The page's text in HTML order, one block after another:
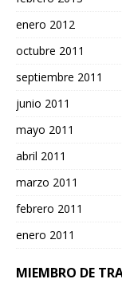
enero 2012
octubre 2011
septiembre 2011
junio 2011
mayo 2011
abril 2011
marzo 2011
febrero 2011
enero 2011
MIEMBRO DE